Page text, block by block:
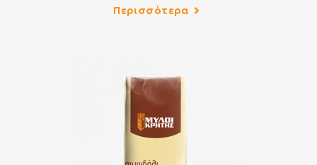
χαμηλών λιπαρών. Είναι κατάλληλο για άμεση
Περισσότερα